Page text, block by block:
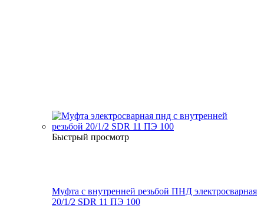
Быстрый просмотр
Муфта с внутренней резьбой ПНД электросварная
20/1/2 SDR 11 ПЭ 100